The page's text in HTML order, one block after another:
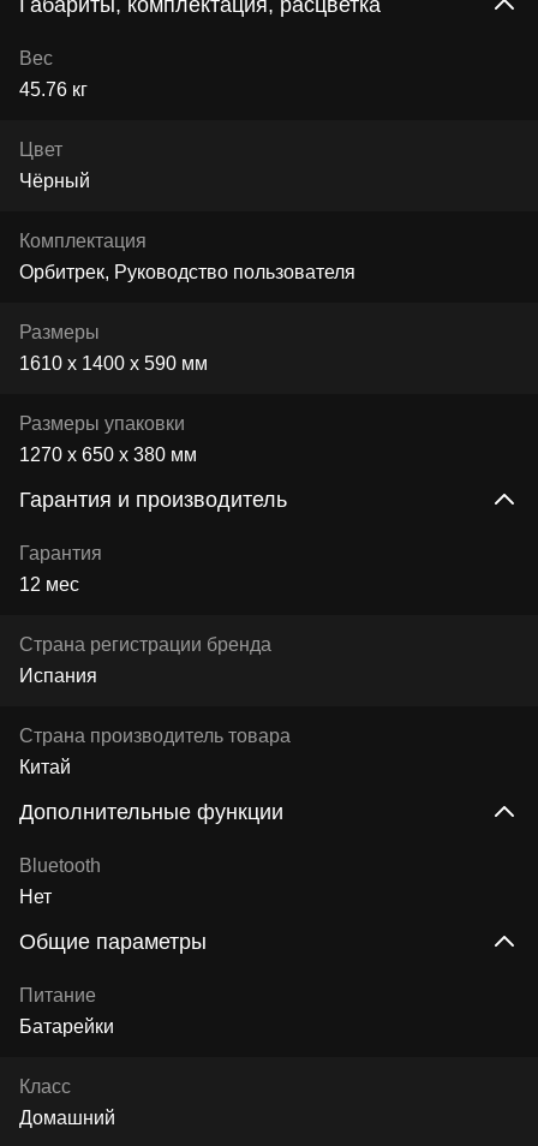
Габариты, комплектация, расцветка
Вес
45.76 кг
Цвет
Чёрный
Комплектация
Орбитрек, Руководство пользователя
Размеры
1610 х 1400 х 590 мм
Размеры упаковки
1270 х 650 х 380 мм
Гарантия и производитель
Гарантия
12 мес
Страна регистрации бренда
Испания
Страна производитель товара
Китай
Дополнительные функции
Bluetooth
Нет
Общие параметры
Питание
Батарейки
Класс
Домашний